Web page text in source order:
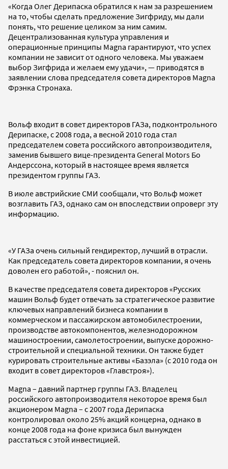
«Когда Олег Дерипаска обратился к нам за разрешением
на то, чтобы сделать предложение Зигфриду, мы дали
понять, что решение целиком за ним самим.
Децентрализованная культура управления и
операционные принципы Magna гарантируют, что успех
компании не зависит от одного человека. Мы уважаем
выбор Зигфрида и желаем ему удачи», — приводятся в
заявлении слова председателя совета директоров Magna
Фрэнка Стронаха.
Вольф входит в совет директоров ГАЗа, подконтрольного
Дерипаске, с 2008 года, а весной 2010 года стал
председателем совета российского автопроизводителя,
заменив бывшего вице-президента General Motors Бо
Андерссона, который в настоящее время является
президентом группы ГАЗ.
В июле австрийские СМИ сообщали, что Вольф может
возглавить ГАЗ, однако сам он впоследствии опроверг эту
информацию.
«У ГАЗа очень сильный гендиректор, лучший в отрасли.
Как председатель совета директоров компании, я очень
доволен его работой», - пояснил он.
В качестве председателя совета директоров «Русских
машин Вольф будет отвечать за стратегическое развитие
ключевых направлений бизнеса компании в
коммерческом и пассажирском автомобилестроении,
производстве автокомпонентов, железнодорожном
машиностроении, самолетостроении, выпуске дорожно-
строительной и специальной техники. Он также будет
курировать строительные активы «Базэла» (с 2010 года он
входит в совет директоров «Главстроя»).
Magna – давний партнер группы ГАЗ. Владелец
российского автопроизводителя некоторое время был
акционером Magna – с 2007 года Дерипаска
контролировал около 25% акций концерна, однако в
конце 2008 года на фоне кризиса был вынужден
расстаться с этой инвестицией.